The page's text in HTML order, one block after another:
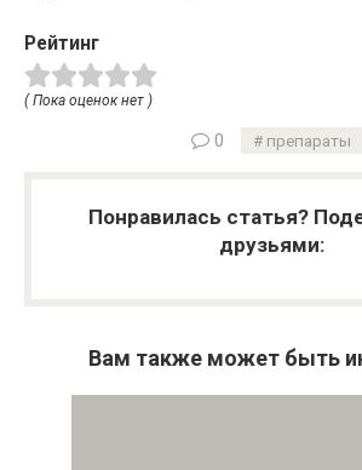
Рейтинг
( Пока оценок нет )
0 препараты
Понравилась статья?
друзьями:
Вам также может быть